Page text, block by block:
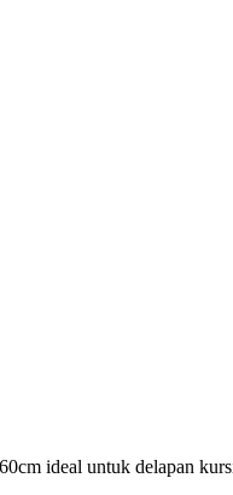
ideal untuk delapan